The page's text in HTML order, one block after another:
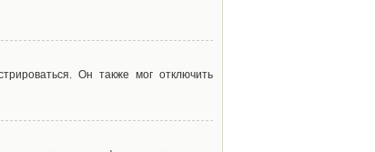
Он также мог отключить